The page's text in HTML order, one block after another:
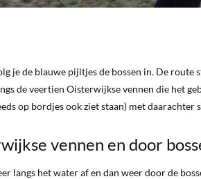
je de blauwe pijltjes de bossen in. De route
de veertien Oisterwijkse vennen die het
op bordjes ook ziet staan) met daarachter
vennen en door
langs het water af en dan weer door de